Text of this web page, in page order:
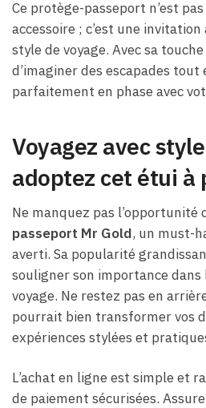
Ce protège-passeport n’est
accessoire ; c’est une
style de voyage. Avec sa
d’imaginer des escapades tout
parfaitement en phase avec
Voyagez avec
adoptez cet étui à
Ne manquez pas l’opportunité
passeport Mr Gold, un must-
averti. Sa popularité
souligner son importance dans
voyage. Ne restez pas en
pourrait bien transformer vos
expériences stylées et
L’achat en ligne est simple et
de paiement sécurisées.